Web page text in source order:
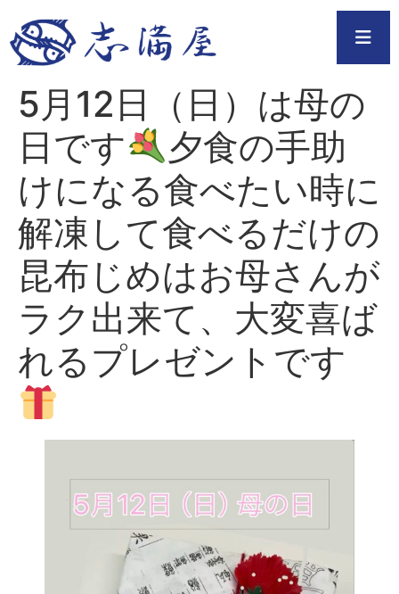
5月12日（日）は母の
日です
夕食の手助
けになる食べたい時に
解凍して食べるだけの
昆布じめはお母さんが
ラク出来て、大変喜ば
れるプレゼントです